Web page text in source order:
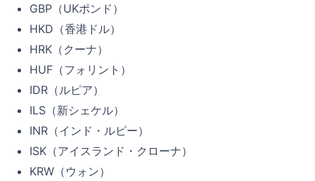
GBP（UKポンド）
HKD（香港ドル）
HRK（クーナ）
HUF（フォリント）
IDR（ルピア）
ILS（新シェケル）
INR（インド・ルピー）
ISK（アイスランド・クローナ）
KRW（ウォン）